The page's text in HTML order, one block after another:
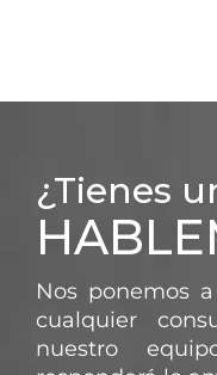
¿Tienes
Nos ponemos
cualquier
nuestro